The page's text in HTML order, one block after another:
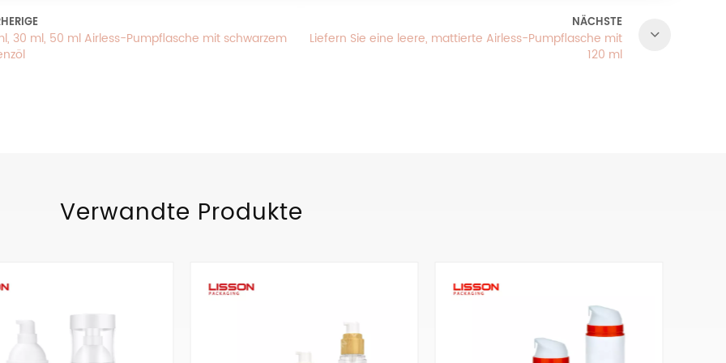
30 ml, 50 ml Airless-Pumpflasche mit schwarzem
NÄCHSTE
Liefern Sie eine leere, mattierte Airless-Pumpflasche mit
120 ml
Verwandte Produkte